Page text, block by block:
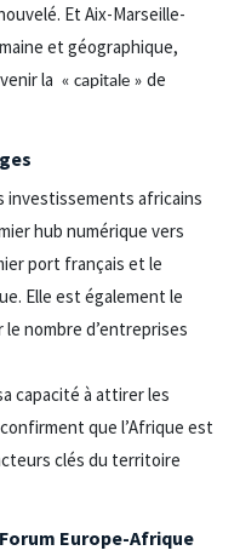
Et Aix-Marseille-
et géographique,
la « capitale » de
investissements africains
hub numérique vers
port français et le
Elle est également le
nombre d’entreprises
capacité à attirer les
que l’Afrique est
clés du territoire
Europe-Afrique